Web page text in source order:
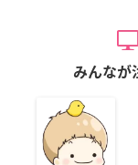
みんなが